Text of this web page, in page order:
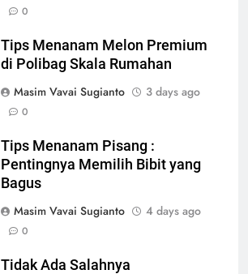
0
Tips Menanam Melon Premium
di Polibag Skala Rumahan
Masim Vavai Sugianto
3 days ago
0
Tips Menanam Pisang :
Pentingnya Memilih Bibit yang
Bagus
Masim Vavai Sugianto
4 days ago
0
Tidak Ada Salahnya